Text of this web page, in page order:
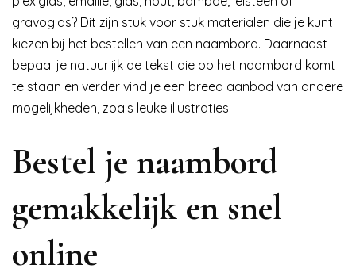
gravoglas? Dit zijn stuk voor stuk materialen die je kunt
kiezen bij het bestellen van een naambord. Daarnaast
bepaal je natuurlijk de tekst die op het naambord komt
te staan en verder vind je een breed aanbod van andere
mogelijkheden, zoals leuke illustraties.
Bestel je naambord
gemakkelijk en snel
online